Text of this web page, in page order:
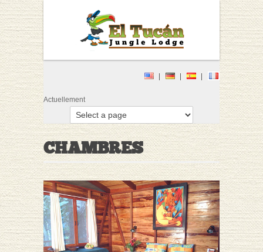
Actuellement
CHAMBRES